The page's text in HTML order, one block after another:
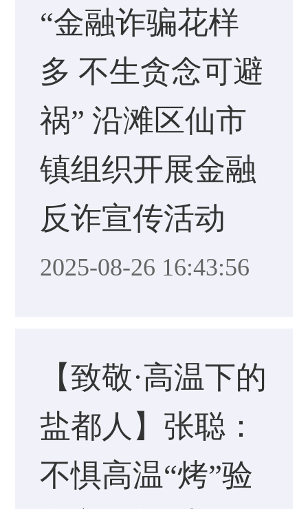
“金融诈骗花样
多 不生贪念可避
祸” 沿滩区仙市
镇组织开展金融
反诈宣传活动
2025-08-26 16:43:56
【致敬·高温下的
盐都人】张聪：
不惧高温“烤”验